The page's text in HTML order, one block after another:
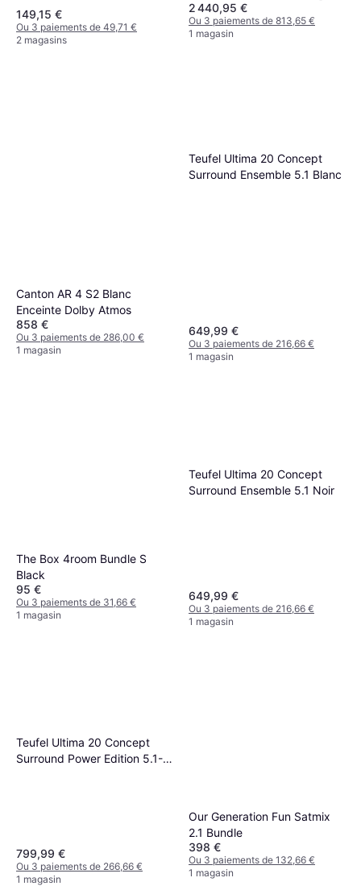
149,15 €
Ou 3 paiements de 49,71 €
2 magasins
2 440,95 €
Ou 3 paiements de 813,65 €
1 magasin
Canton AR 4 S2 Blanc
Enceinte Dolby Atmos
858 €
Ou 3 paiements de 286,00 €
1 magasin
Teufel Ultima 20 Concept
Surround Ensemble 5.1 Blanc
649,99 €
Ou 3 paiements de 216,66 €
1 magasin
The Box 4room Bundle S
Black
95 €
Ou 3 paiements de 31,66 €
1 magasin
Teufel Ultima 20 Concept
Surround Ensemble 5.1 Noir
649,99 €
Ou 3 paiements de 216,66 €
1 magasin
Teufel Ultima 20 Concept
Surround Power Edition 5.1-
799,99 €
Ou 3 paiements de 266,66 €
1 magasin
Our Generation Fun Satmix
2.1 Bundle
398 €
Ou 3 paiements de 132,66 €
1 magasin